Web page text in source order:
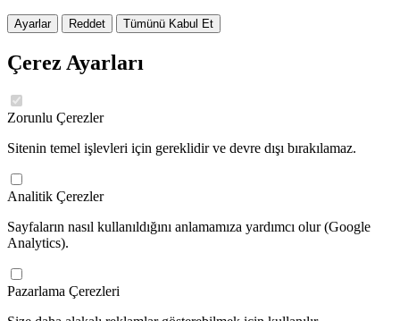
Ayarlar Reddet Tümünü Kabul Et
Çerez Ayarları
Zorunlu Çerezler
Sitenin temel işlevleri için gereklidir ve devre dışı bırakılamaz.
Analitik Çerezler
Sayfaların nasıl kullanıldığını anlamamıza yardımcı olur (Google
Analytics).
Pazarlama Çerezleri